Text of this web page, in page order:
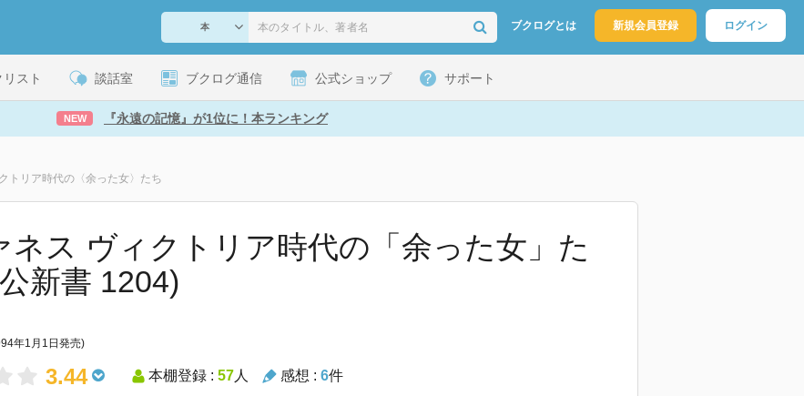
ブクログとは 新規会員登録 ログイン
スト 談話室 ブクログ通信 公式ショップ サポート
NEW 『永遠の記憶』が1位に！本ランキング
トリア時代の〈余った女〉たち
ネス ヴィクトリア時代の「余った女」た
新書 1204)
年1月1日発売)
3.44 本棚登録 : 57人 感想 : 6件